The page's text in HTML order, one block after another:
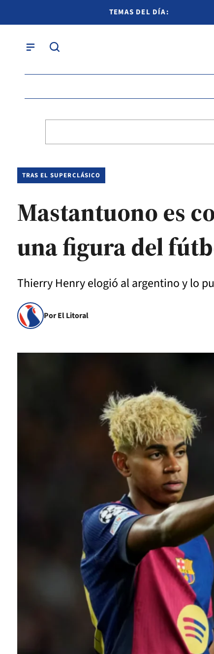
TEMAS DEL DÍA:
TRAS EL SUPERCLÁSICO
Mastantuono es
una figura del
Thierry Henry elogió al argentino y lo
Por El Litoral